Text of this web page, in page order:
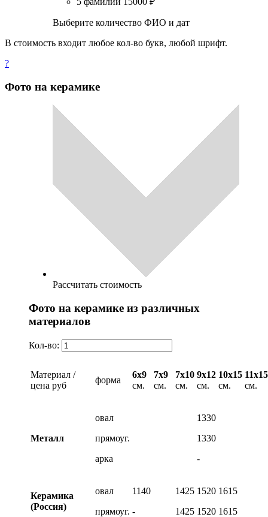
Выберите количество ФИО и дат
В стоимость входит любое кол-во букв, любой шрифт.
?
Фото на керамике
Рассчитать стоимость
Фото на керамике из различных
материалов
Кол-во:
Материал /
цена руб
форма
6х9
см.
7х9
см.
7х10
см.
9х12
см.
10х15
см.
11х15
см.
Металл
овал
прямоуг.
арка
1330
1330
-
Керамика
(Россия)
овал
прямоуг.
1140
-
1425
1425
1520
1520
1615
1615